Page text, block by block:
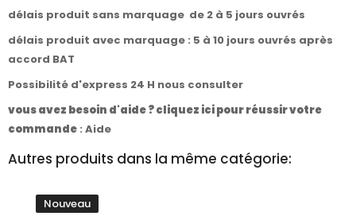
délais produit sans marquage de 2 à 5 jours ouvrés
délais produit avec marquage : 5 à 10 jours ouvrés après
accord BAT
Possibilité d'express 24 H nous consulter
vous avez besoin d'aide ? cliquez ici pour réussir votre
commande : Aide
Autres produits dans la même catégorie:
Nouveau